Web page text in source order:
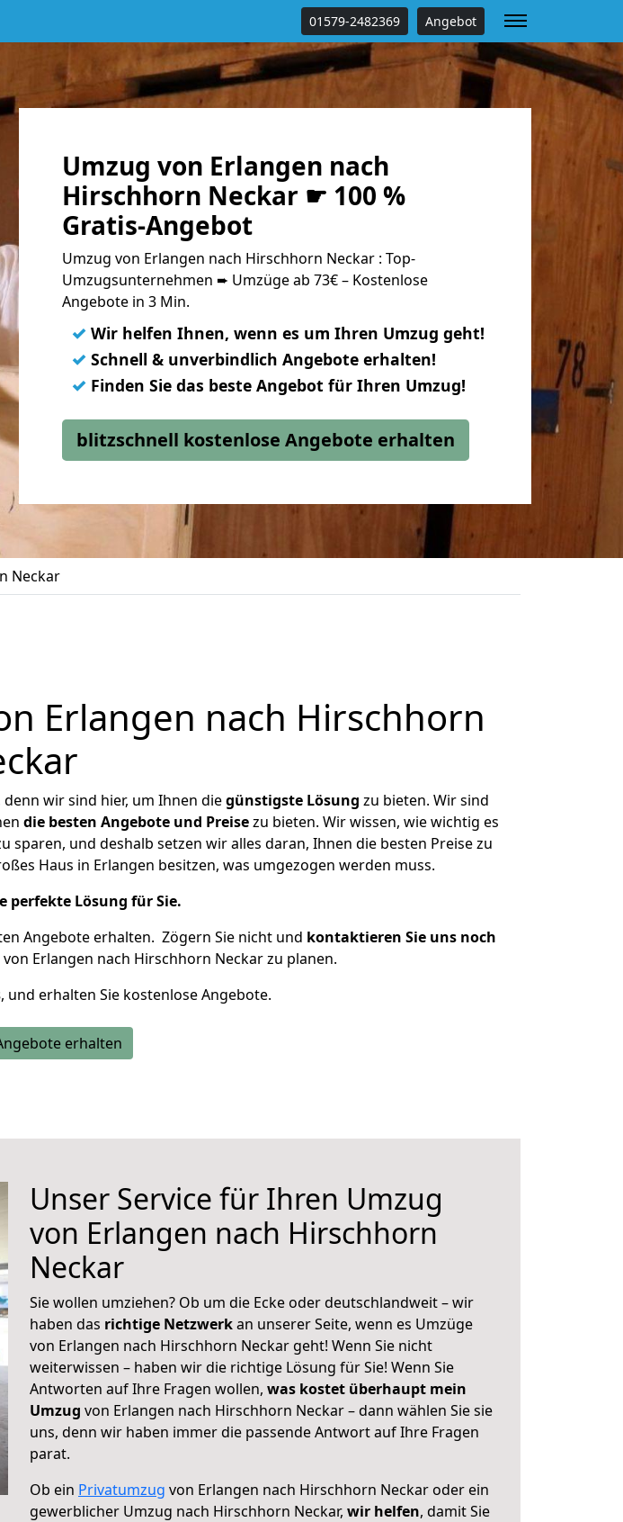
01579-2482369 Angebot
Umzug von Erlangen nach
Hirschhorn Neckar ☛ 100 %
Gratis-Angebot
Umzug von Erlangen nach Hirschhorn Neckar : Top-
Umzugsunternehmen ➨ Umzüge ab 73€ – Kostenlose
Angebote in 3 Min.
✓ Wir helfen Ihnen, wenn es um Ihren Umzug geht!
✓ Schnell & unverbindlich Angebote erhalten!
✓ Finden Sie das beste Angebot für Ihren Umzug!
blitzschnell kostenlose Angebote erhalten
Neckar
Erlangen nach Hirschhorn
wir sind hier, um Ihnen diegünstigste Lösung zu bieten. Wir sind
die besten Angebote und Preisezu bieten. Wir wissen, wie wichtig es
und deshalb setzen wir alles daran, Ihnen die besten Preise zu
Haus in Erlangen besitzen, was umgezogen werden muss.
perfekte Lösung für Sie.
Angebote erhalten. Zögern Sie nicht und kontaktieren Sie uns noch
Erlangen nach Hirschhorn Neckar zu planen.
, und erhalten Sie kostenlose Angebote.
erhalten
Unser Service für Ihren Umzug
von Erlangen nach Hirschhorn
Neckar
Sie wollen umziehen? Ob um die Ecke oder deutschlandweit – wir
haben das richtige Netzwerkan unserer Seite, wenn es Umzüge
von Erlangen nach Hirschhorn Neckar geht! Wenn Sie nicht
weiterwissen – haben wir die richtige Lösung für Sie! Wenn Sie
Antworten auf Ihre Fragen wollen, was kostet überhaupt mein
Umzug von Erlangen nach Hirschhorn Neckar – dann wählen Sie sie
uns, denn wir haben immer die passende Antwort auf Ihre Fragen
parat.
Ob ein Privatumzug von Erlangen nach Hirschhorn Neckar oder ein
gewerblicher Umzug nach Hirschhorn Neckar, wir helfen, damit Sie